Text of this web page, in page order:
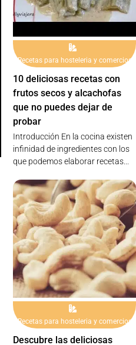
Recetas para hosteleria y comercios
10 deliciosas recetas con
frutos secos y alcachofas
que no puedes dejar de
probar
Introducción En la cocina existen
infinidad de ingredientes con los
que podemos elaborar recetas...
Recetas para hosteleria y comercios
Descubre las deliciosas